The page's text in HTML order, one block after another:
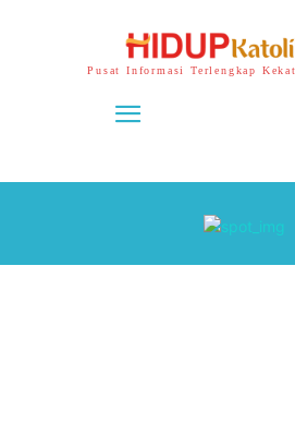
Pusat Informasi Terlengkap